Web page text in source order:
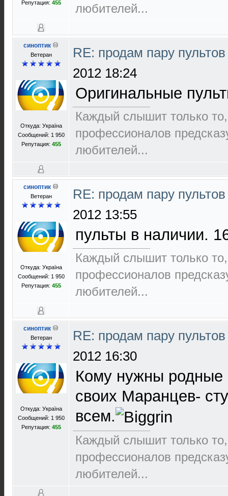
Репутация: 455 любителей...
синоптик
Ветеран
Откуда: Україна
Сообщений: 1 950
Репутация: 455
RE: продам пару
2012 18:24
Оригинальные
Каждый слышит только
пpофеccионалов
любителей...
синоптик
Ветеран
Откуда: Україна
Сообщений: 1 950
Репутация: 455
RE: продам пару
2012 13:55
пульты в наличии.
Каждый слышит только
пpофеccионалов
любителей...
синоптик
Ветеран
Откуда: Україна
Сообщений: 1 950
Репутация: 455
RE: продам пару
2012 16:30
Кому нужны родные
своих Маранцев-
всем.
Каждый слышит только
пpофеccионалов
любителей...